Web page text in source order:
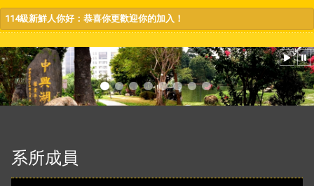
114級新鮮人你好：恭喜你更歡迎你的加入！
系所成員